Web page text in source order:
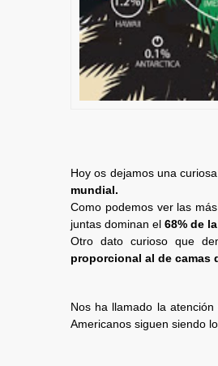
Hoy os dejamos una
mundial.
Como podemos ver las
juntas dominan el 68% de
Otro dato curioso que
proporcional al de camas
Nos ha llamado la
Americanos siguen siendo